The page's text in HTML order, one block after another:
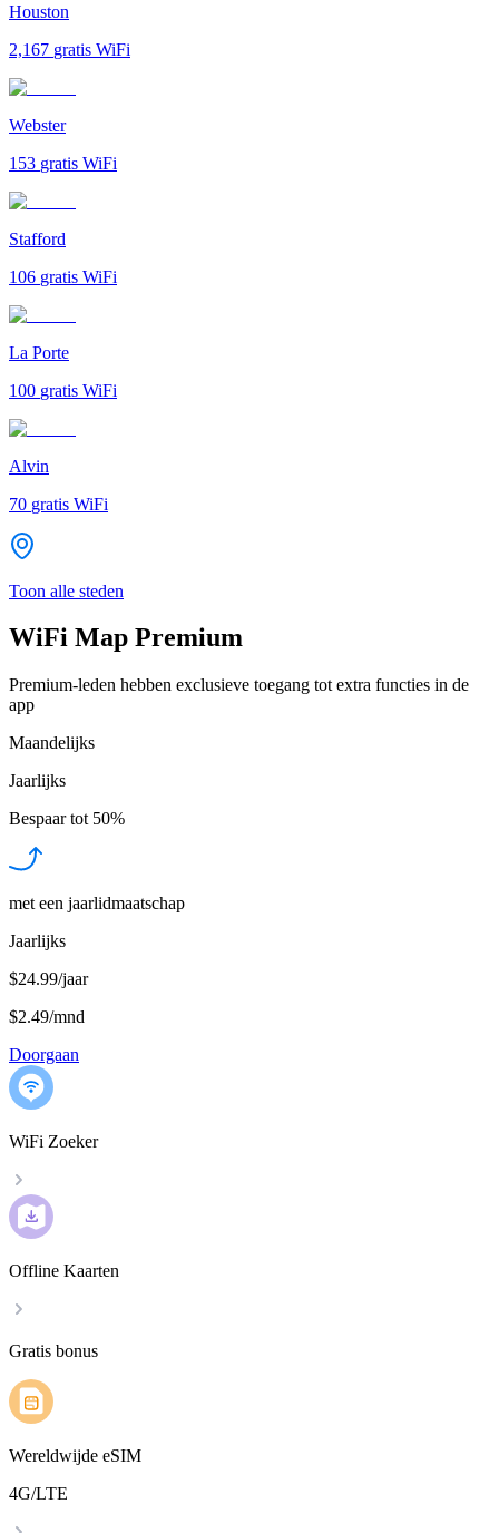
Houston
2,167 gratis WiFi
Webster
153 gratis WiFi
Stafford
106 gratis WiFi
La Porte
100 gratis WiFi
Alvin
70 gratis WiFi
Toon alle steden
WiFi Map Premium
Premium-leden hebben exclusieve toegang tot extra functies in de
app
Maandelijks
Jaarlijks
Bespaar tot 50%
met een jaarlidmaatschap
Jaarlijks
$24.99/jaar
$2.49/mnd
Doorgaan
WiFi Zoeker
Offline Kaarten
Gratis bonus
Wereldwijde eSIM
4G/LTE